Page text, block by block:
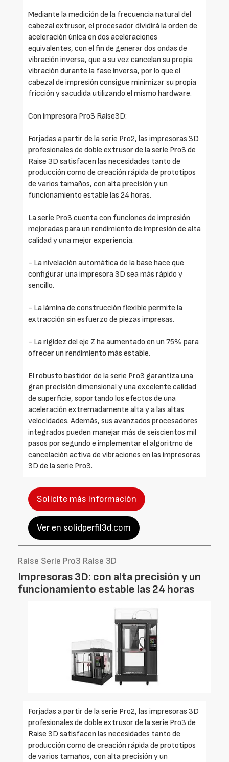
Mediante la medición de la frecuencia natural del
cabezal extrusor, el procesador dividirá la orden de
aceleración única en dos aceleraciones
equivalentes, con el fin de generar dos ondas de
vibración inversa, que a su vez cancelan su propia
vibración durante la fase inversa, por lo que el
cabezal de impresión consigue minimizar su propia
fricción y sacudida utilizando el mismo hardware.
Con impresora Pro3 Raise3D:
Forjadas a partir de la serie Pro2, las impresoras 3D
profesionales de doble extrusor de la serie Pro3 de
Raise 3D satisfacen las necesidades tanto de
producción como de creación rápida de prototipos
de varios tamaños, con alta precisión y un
funcionamiento estable las 24 horas.
La serie Pro3 cuenta con funciones de impresión
mejoradas para un rendimiento de impresión de alta
calidad y una mejor experiencia.
- La nivelación automática de la base hace que
configurar una impresora 3D sea más rápido y
sencillo.
- La lámina de construcción flexible permite la
extracción sin esfuerzo de piezas impresas.
- La rigidez del eje Z ha aumentado en un 75% para
ofrecer un rendimiento más estable.
El robusto bastidor de la serie Pro3 garantiza una
gran precisión dimensional y una excelente calidad
de superficie, soportando los efectos de una
aceleración extremadamente alta y a las altas
velocidades. Además, sus avanzados procesadores
integrados pueden manejar más de seiscientos mil
pasos por segundo e implementar el algoritmo de
cancelación activa de vibraciones en las impresoras
3D de la serie Pro3.
Solicite más información
Ver en solidperfil3d.com
Raise Serie Pro3 Raise 3D
Impresoras 3D: con alta precisión y un
funcionamiento estable las 24 horas
Forjadas a partir de la serie Pro2, las impresoras 3D
profesionales de doble extrusor de la serie Pro3 de
Raise 3D satisfacen las necesidades tanto de
producción como de creación rápida de prototipos
de varios tamaños, con alta precisión y un